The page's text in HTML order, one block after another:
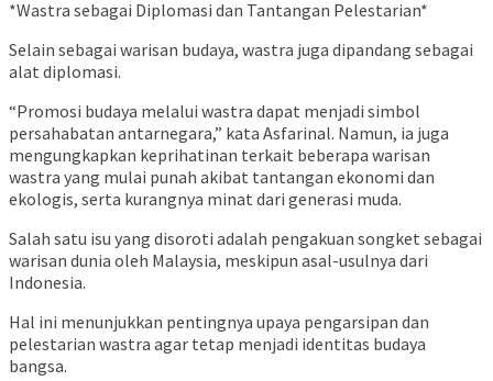
*Wastra sebagai Diplomasi dan Tantangan Pelestarian*
Selain sebagai warisan budaya, wastra juga dipandang sebagai
alat diplomasi.
“Promosi budaya melalui wastra dapat menjadi simbol
persahabatan antarnegara,” kata Asfarinal. Namun, ia juga
mengungkapkan keprihatinan terkait beberapa warisan
wastra yang mulai punah akibat tantangan ekonomi dan
ekologis, serta kurangnya minat dari generasi muda.
Salah satu isu yang disoroti adalah pengakuan songket sebagai
warisan dunia oleh Malaysia, meskipun asal-usulnya dari
Indonesia.
Hal ini menunjukkan pentingnya upaya pengarsipan dan
pelestarian wastra agar tetap menjadi identitas budaya
bangsa.